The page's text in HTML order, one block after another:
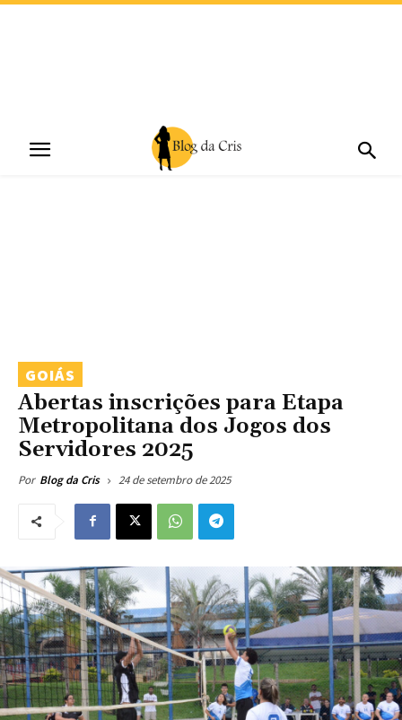
GOIÁS
Abertas inscrições para Etapa
Metropolitana dos Jogos dos
Servidores 2025
Por Blog da Cris 24 de setembro de 2025